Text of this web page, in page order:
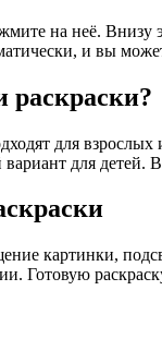
на неё.
и вы
раскраски?
для
для детей.
картинки,
Готовую